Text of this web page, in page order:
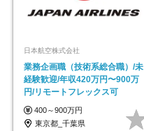
日本航空株式会社
業務企画職（技術系総合職）/未
経験歓迎/年収420万円〜900万
円/リモートフレックス可
400～900万円
東京都_千葉県